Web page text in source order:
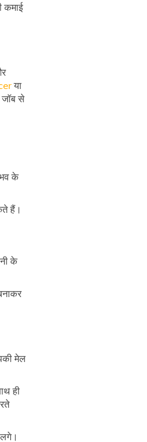
कमाई
या
जॉब से
के
हैं।
के
मेल
ही